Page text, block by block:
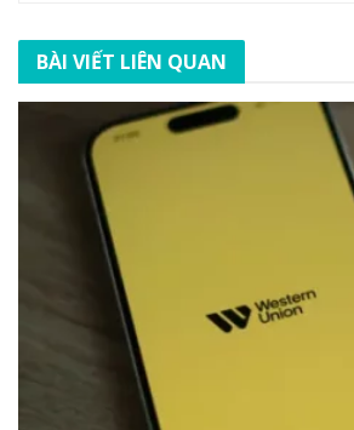
BÀI VIẾT LIÊN QUAN